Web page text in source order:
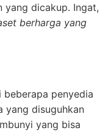
yang dicakup. Ingat,
berharga yang
beberapa penyedia
yang disuguhkan
yang bisa